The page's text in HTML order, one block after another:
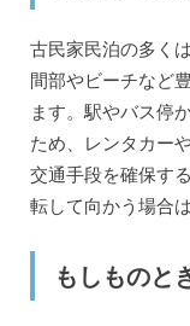
古民家民泊の多く
間部やビーチなど
ます。駅やバス停
ため、レンタカー
交通手段を確保す
転して向かう場合
もしものと